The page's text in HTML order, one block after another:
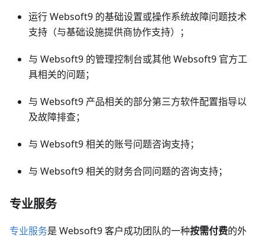
运行 Websoft9 的基础设置或操作系统故障问题技术
支持（与基础设施提供商协作支持）；
与 Websoft9 的管理控制台或其他 Websoft9 官方工
具相关的问题；
与 Websoft9 产品相关的部分第三方软件配置指导以
及故障排查；
与 Websoft9 相关的账号问题咨询支持；
与 Websoft9 相关的财务合同问题的咨询支持；
专业服务
专业服务是 Websoft9 客户成功团队的一种按需付费的外